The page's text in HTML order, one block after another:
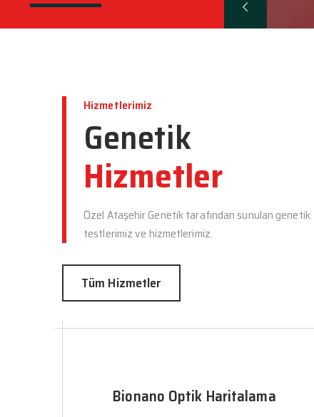
Hizmetlerimiz
Genetik
Hizmetler
Özel Ataşehir Genetik tarafından sunulan genetik
testlerimiz ve hizmetlerimiz.
Tüm Hizmetler
Bionano Optik Haritalama